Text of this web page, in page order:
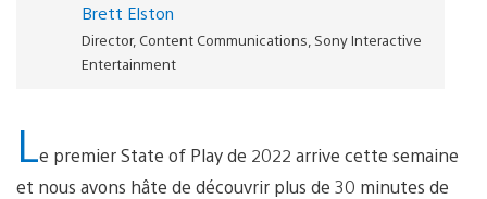
Brett Elston
Director, Content Communications, Sony Interactive
Entertainment
Le premier State of Play de 2022 arrive cette semaine
et nous avons hâte de découvrir plus de 30 minutes de